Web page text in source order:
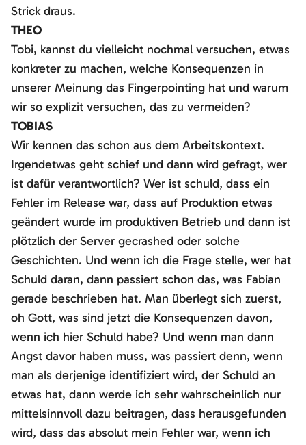
Strick draus.
THEO
Tobi, kannst du vielleicht nochmal versuchen, etwas
konkreter zu machen, welche Konsequenzen in
unserer Meinung das Fingerpointing hat und warum
wir so explizit versuchen, das zu vermeiden?
TOBIAS
Wir kennen das schon aus dem Arbeitskontext.
Irgendetwas geht schief und dann wird gefragt, wer
ist dafür verantwortlich? Wer ist schuld, dass ein
Fehler im Release war, dass auf Produktion etwas
geändert wurde im produktiven Betrieb und dann ist
plötzlich der Server gecrashed oder solche
Geschichten. Und wenn ich die Frage stelle, wer hat
Schuld daran, dann passiert schon das, was Fabian
gerade beschrieben hat. Man überlegt sich zuerst,
oh Gott, was sind jetzt die Konsequenzen davon,
wenn ich hier Schuld habe? Und wenn man dann
Angst davor haben muss, was passiert denn, wenn
man als derjenige identifiziert wird, der Schuld an
etwas hat, dann werde ich sehr wahrscheinlich nur
mittelsinnvoll dazu beitragen, dass herausgefunden
wird, dass das absolut mein Fehler war, wenn ich